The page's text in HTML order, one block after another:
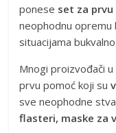
ponese set za
neophodnu opremu
situacijama
Mnogi proizvođači
prvu pomoć koji su
sve neophodne
flasteri, maske za